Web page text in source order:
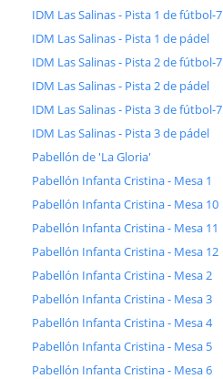
IDM Las Salinas - Pista 1 de fútbol-7
IDM Las Salinas - Pista 1 de pádel
IDM Las Salinas - Pista 2 de fútbol-7
IDM Las Salinas - Pista 2 de pádel
IDM Las Salinas - Pista 3 de fútbol-7
IDM Las Salinas - Pista 3 de pádel
Pabellón de 'La Gloria'
Pabellón Infanta Cristina - Mesa 1
Pabellón Infanta Cristina - Mesa 10
Pabellón Infanta Cristina - Mesa 11
Pabellón Infanta Cristina - Mesa 12
Pabellón Infanta Cristina - Mesa 2
Pabellón Infanta Cristina - Mesa 3
Pabellón Infanta Cristina - Mesa 4
Pabellón Infanta Cristina - Mesa 5
Pabellón Infanta Cristina - Mesa 6